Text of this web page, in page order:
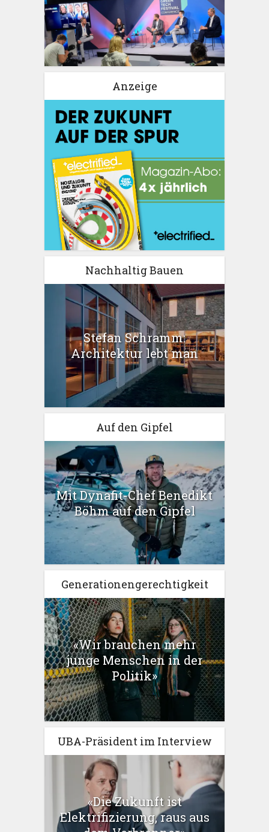
Anzeige
Nachhaltig Bauen
Stefan Schramm:
Architektur lebt man
Auf den Gipfel
Mit Dynafit-Chef Benedikt
Böhm auf den Gipfel
Generationengerechtigkeit
«Wir brauchen mehr
junge Menschen in der
Politik»
UBA-Präsident im Interview
«Die Zukunft ist
Elektrifizierung, raus aus